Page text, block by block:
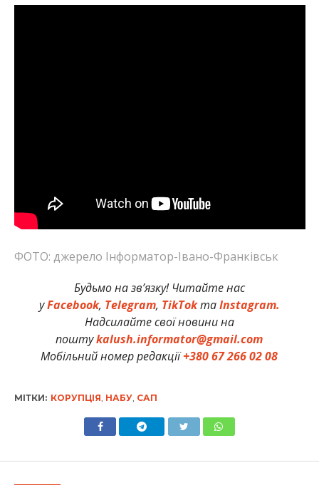
ФОТО: джерело Інформатор-Івано-Франківськ
Будьмо на зв’язку! Читайте нас
уFacebook, Telegram, TikTokтаInstagram.
Надсилайте свої новини на
поштуkalush.informator@gmail.com
Мобільний номер редакції+380 67 266 02 08
МІТКИ: КОРУПЦІЯ НАБУ, САП